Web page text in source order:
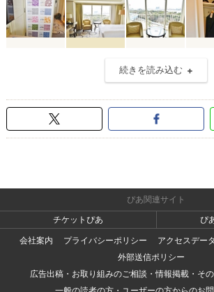
続きを読み込む
ぴあ関連サイト
チケットぴあ
ぴ
会社案内
プライバシーポリシー
アクセスデー
外部送信ポリシー
広告出稿・お取り組みのご相談・情報掲載・そ